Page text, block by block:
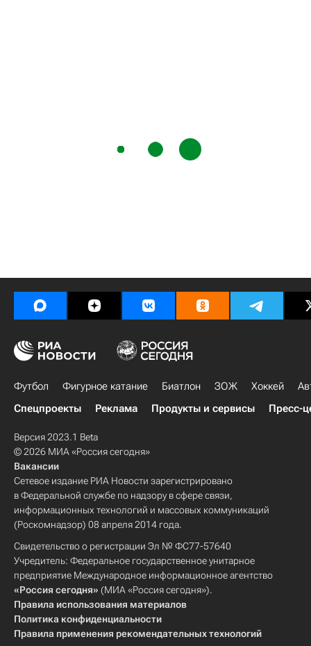
Футбол Фигурное катание Биатлон ЗОЖ Хоккей
Спецпроекты
Реклама Продукты и сервисы Пресс-
Версия 2023.1 Beta
© 2026 МИА «Россия сегодня»
Вакансии
Сетевое издание РИА Новости зарегистрировано
в Федеральной службе по надзору в сфере связи,
информационных технологий и массовых коммуникаций
(Роскомнадзор) 08 апреля 2014 года.
Свидетельство о регистрации Эл № ФС77-57640
Учредитель: Федеральное государственное унитарное
предприятие Международное информационное агентство
«Россия сегодня» (МИА «Россия сегодня»).
Правила использования материалов
Политика конфиденциальности
Правила применения рекомендательных технологий